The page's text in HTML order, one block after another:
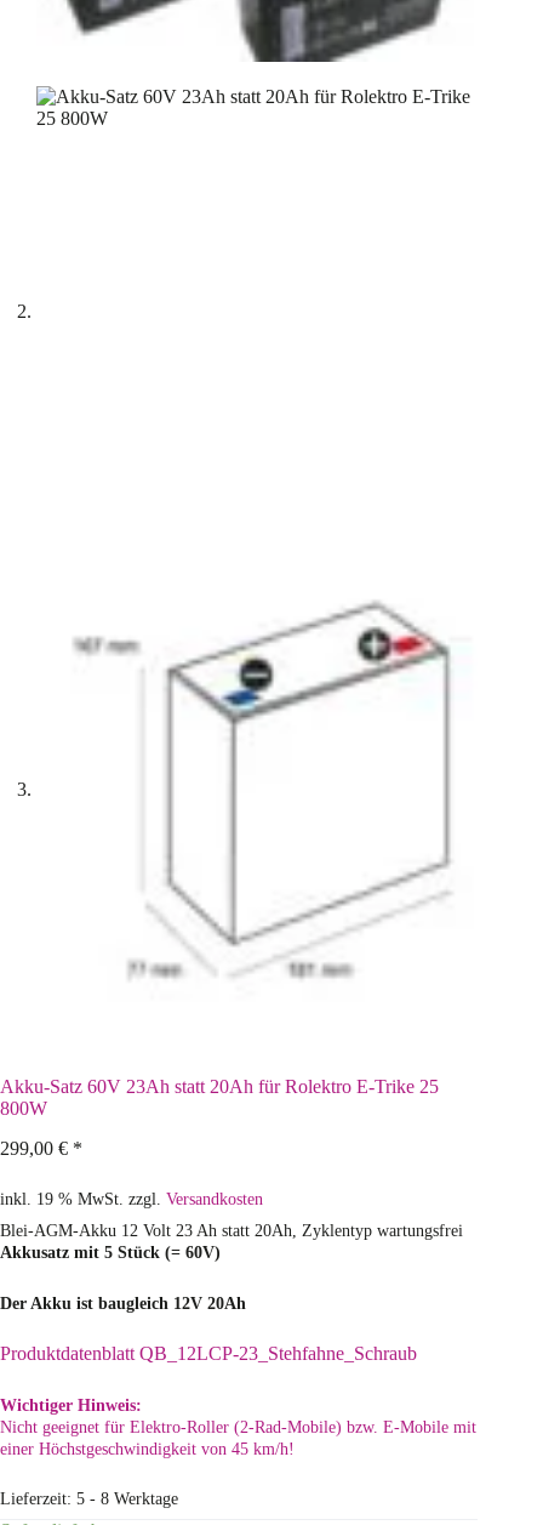
Akku-Satz 60V 23Ah statt 20Ah für Rolektro E-Trike 25
800W
299,00 € *
inkl. 19 % MwSt. zzgl. Versandkosten
Blei-AGM-Akku 12 Volt 23 Ah statt 20Ah, Zyklentyp wartungsfrei
Akkusatz mit 5 Stück (= 60V)
Der Akku ist baugleich 12V 20Ah
Produktdatenblatt QB_12LCP-23_Stehfahne_Schraub
Wichtiger Hinweis:
Nicht geeignet für Elektro-Roller (2-Rad-Mobile) bzw. E-Mobile mit
einer Höchstgeschwindigkeit von 45 km/h!
Lieferzeit: 5 - 8 Werktage